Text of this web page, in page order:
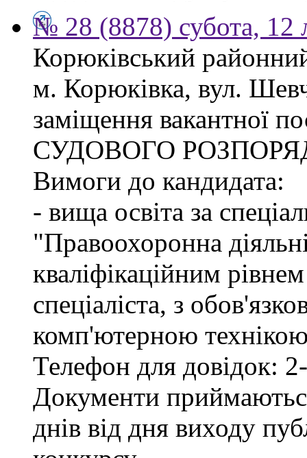
№ 28 (8878) субота, 12
Корюківський
м. Корюківка, вул.
заміщення вакантної
СУДОВОГО
Вимоги до кандидата:
- вища освіта за
"Правоохоронна
кваліфікаційним
спеціаліста, з
комп'ютерною
Телефон для довідок:
Документи
днів від дня виходу